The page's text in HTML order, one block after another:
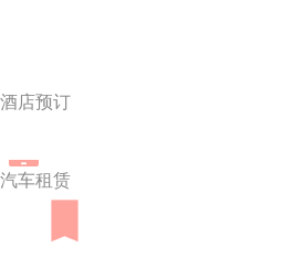
酒店预订
汽车租赁